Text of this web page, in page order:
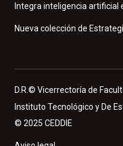
Integra inteligencia artificial
Nueva colección de
D.R.© Vicerrectoría de
Instituto Tecnológico y De
© 2025 CEDDIE